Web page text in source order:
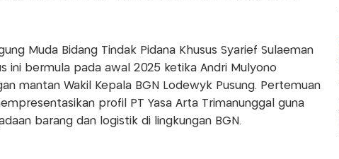
Muda Bidang Tindak Pidana Khusus Syarief Sulaeman
ini bermula pada awal 2025 ketika Andri Mulyono
mantan Wakil Kepala BGN Lodewyk Pusung. Pertemuan
profil PT Yasa Arta Trimanunggal guna
barang dan logistik di lingkungan BGN.